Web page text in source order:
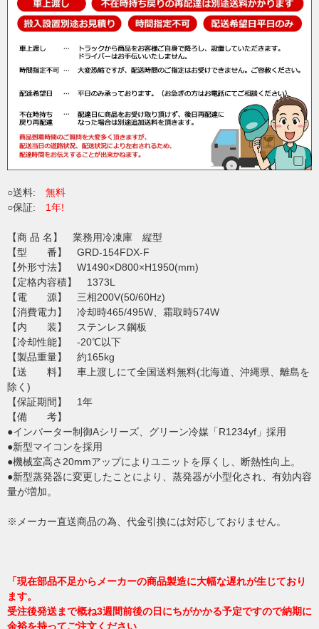
○送料: 無料
○保証: 1年!
【商 品 名】 業務用冷凍庫 縦型
【型 番】 GRD-154FDX-F
【外形寸法】 W1490×D800×H1950(mm)
【定格内容積】 1373L
【電 源】 三相200V(50/60Hz)
【消費電力】 冷却時465/495W、霜取時574W
【内 装】 ステンレス鋼板
【冷却性能】 -20℃以下
【製品重量】 約165kg
【送 料】 車上渡しにて全国送料無料(北海道、沖縄県、離島を
除く)
【保証期間】 1年
【備 考】
●インバーター制御Aシリーズ、グリーン冷媒「R1234yf」採用
●新型マイコンを採用
●機械室高さ20mmアップによりユニットを厚くし、断熱性向上。
●新型蒸発器に変更したことにより、蒸発器が小型化され、有効内容
量が増加。
※メーカー直送商品の為、代金引換には対応しておりません。
「現在部品不足からメーカーの商品製造に大幅な遅れが生じており
ます。
受注後発送まで概ね3週間前後の日にちがかかる予定ですので納期に
余裕を持ってご注文ください